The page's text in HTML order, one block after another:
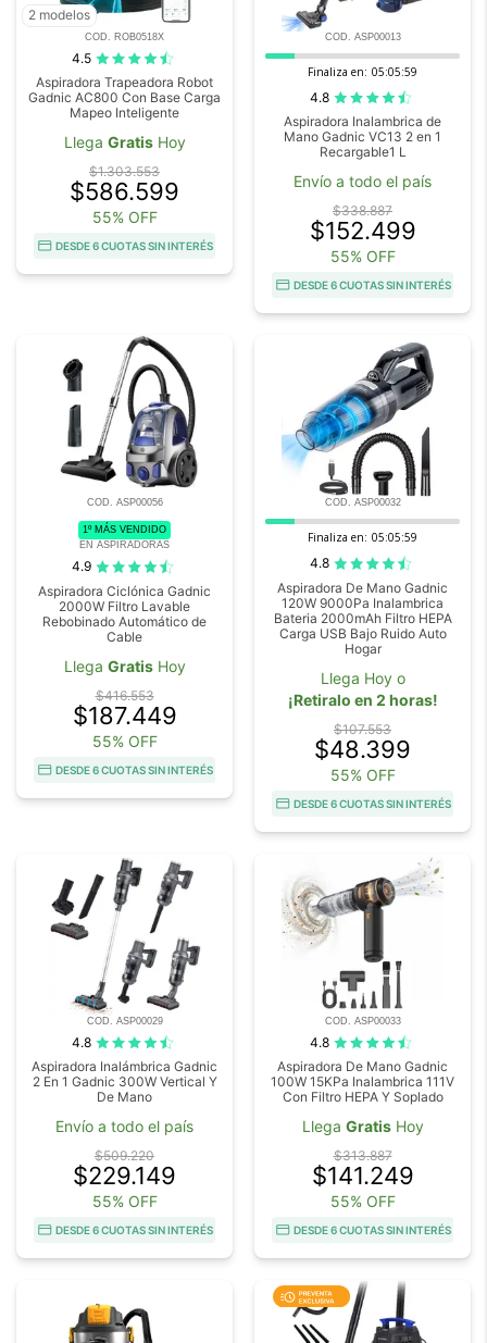
2 modelos
COD. ROB0518X
4.5
Aspiradora Trapeadora Robot
Gadnic AC800 Con Base Carga
Mapeo Inteligente
Llega GratisHoy
$1.303.553
$586.599
55% OFF
DESDE 6 CUOTAS SIN INTERÉS
COD. ASP00013
Finaliza en: 05:05:59
4.8
Aspiradora Inalambrica de
Mano Gadnic VC13 2 en 1
Recargable1 L
Envío a todo el país
$338.887
$152.499
55% OFF
DESDE 6 CUOTAS SIN INTERÉS
COD. ASP00056
1º MÁS VENDIDO
EN ASPIRADORAS
4.9
Aspiradora Ciclónica Gadnic
2000W Filtro Lavable
Rebobinado Automático de
Cable
Llega GratisHoy
$416.553
$187.449
55% OFF
DESDE 6 CUOTAS SIN INTERÉS
COD. ASP00032
Finaliza en: 05:05:59
4.8
Aspiradora De Mano Gadnic
120W 9000Pa Inalambrica
Bateria 2000mAh Filtro HEPA
Carga USB Bajo Ruido Auto
Hogar
Llega Hoy o
¡Retiralo en 2 horas!
$107.553
$48.399
55% OFF
DESDE 6 CUOTAS SIN INTERÉS
COD. ASP00029
4.8
Aspiradora Inalámbrica Gadnic
2 En 1 Gadnic 300W Vertical Y
De Mano
Envío a todo el país
$509.220
$229.149
55% OFF
DESDE 6 CUOTAS SIN INTERÉS
COD. ASP00033
4.8
Aspiradora De Mano Gadnic
100W 15KPa Inalambrica 111V
Con Filtro HEPA Y Soplado
Llega GratisHoy
$313.887
$141.249
55% OFF
DESDE 6 CUOTAS SIN INTERÉS